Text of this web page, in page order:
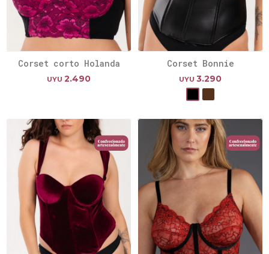
Corset corto Holanda
UYU 2.490
Corset Bonnie
UYU 3.290